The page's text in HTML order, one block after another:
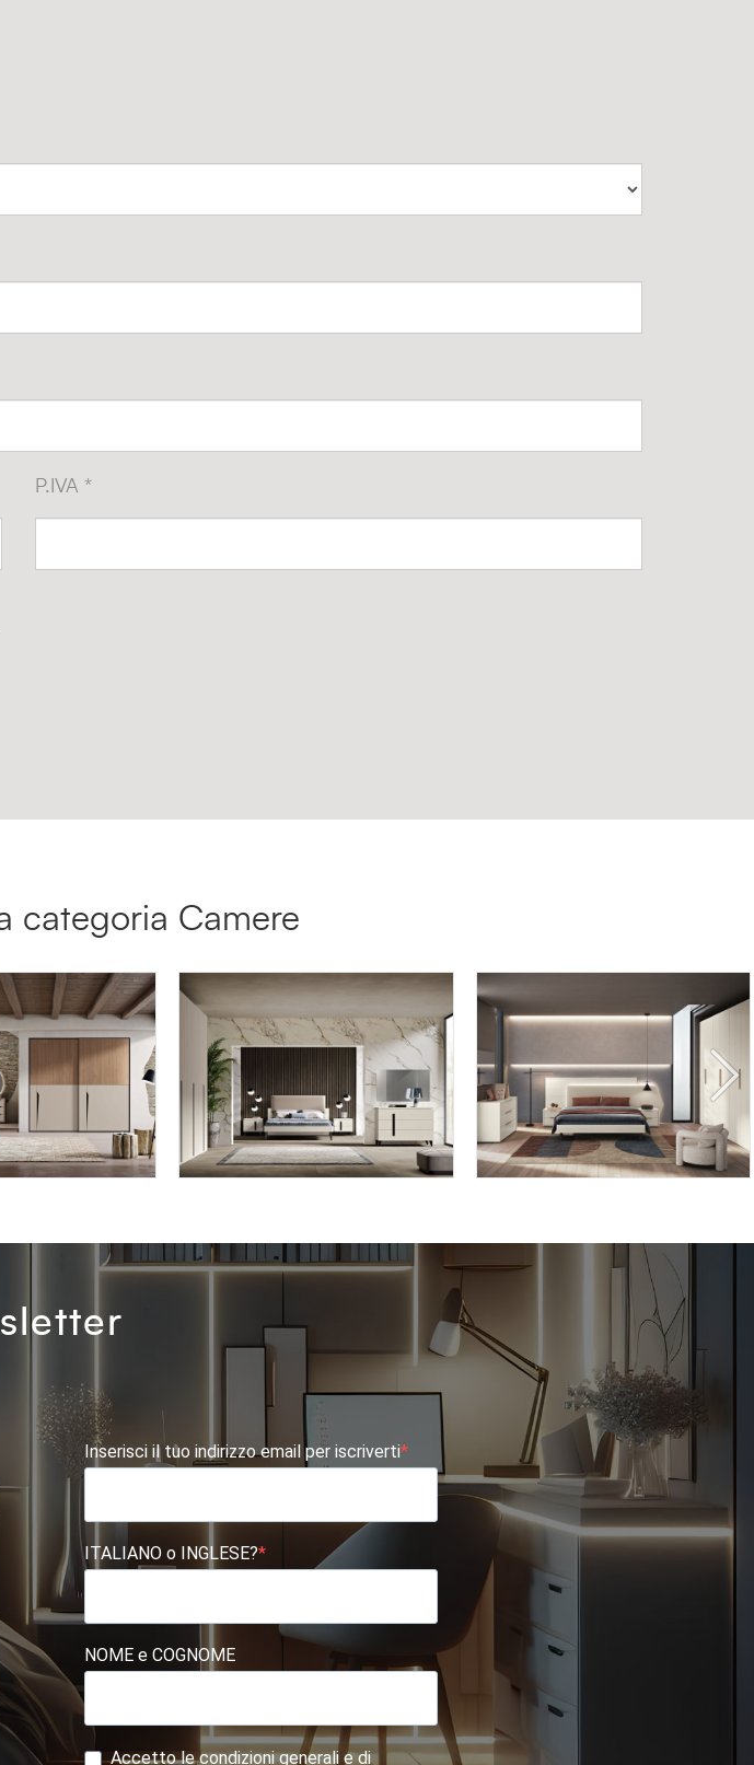
P.IVA *
categoria Camere
LYRA LY18 HYDRA HY09
Inserisci il tuo indirizzo email per iscriverti
ITALIANO o INGLESE?
NOME e COGNOME
Accetto le condizioni generali e di